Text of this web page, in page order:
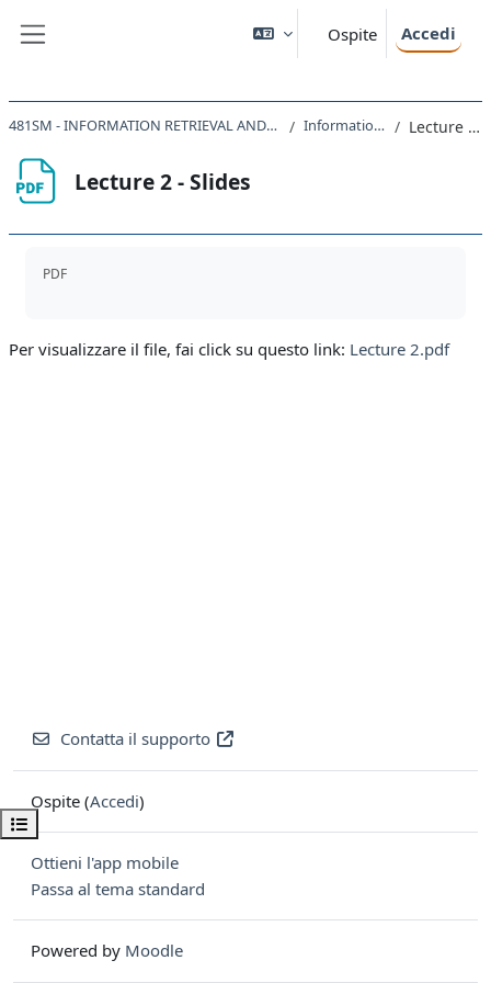
Ospite Accedi
Apri indice del corso
481SM - INFORMATION RETRIEVAL AND DATA VISUALIZATION 2022 Information Retrieval Lecture 2 - Slides
Lecture 2 - Slides
PDF
Per visualizzare il file, fai click su questo link: Lecture 2.pdf
Contatta il supporto
Ospite (Accedi)
Ottieni l'app mobile
Passa al tema standard
Powered by Moodle